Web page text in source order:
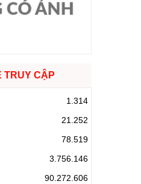
TRUY CẬP
1.314
21.252
78.519
3.756.146
90.272.606